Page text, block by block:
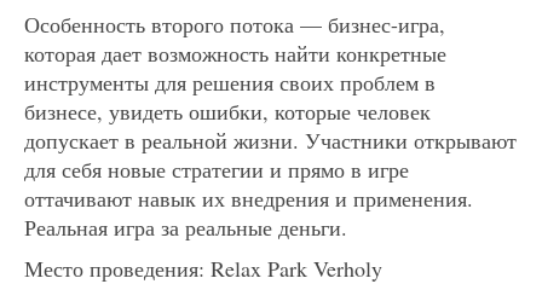
Особенность второго потока — бизнес-игра,
которая дает возможность найти конкретные
инструменты для решения своих проблем в
бизнесе, увидеть ошибки, которые человек
допускает в реальной жизни. Участники открывают
для себя новые стратегии и прямо в игре
оттачивают навык их внедрения и применения.
Реальная игра за реальные деньги.
Место проведения: Relax Park Verholy